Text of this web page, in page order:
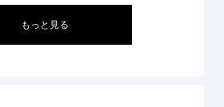
もっと見る